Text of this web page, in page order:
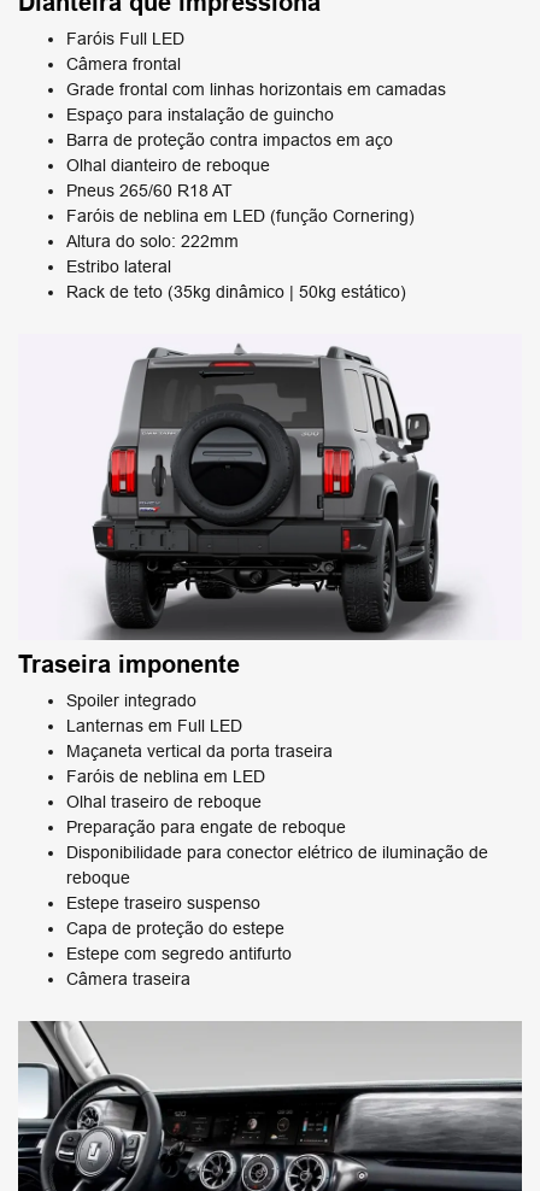
Faróis Full LED
Câmera frontal
Grade frontal com linhas horizontais em camadas
Espaço para instalação de guincho
Barra de proteção contra impactos em aço
Olhal dianteiro de reboque
Pneus 265/60 R18 AT
Faróis de neblina em LED (função Cornering)
Altura do solo: 222mm
Estribo lateral
Rack de teto (35kg dinâmico | 50kg estático)
Traseira imponente
Spoiler integrado
Lanternas em Full LED
Maçaneta vertical da porta traseira
Faróis de neblina em LED
Olhal traseiro de reboque
Preparação para engate de reboque
Disponibilidade para conector elétrico de iluminação de
reboque
Estepe traseiro suspenso
Capa de proteção do estepe
Estepe com segredo antifurto
Câmera traseira